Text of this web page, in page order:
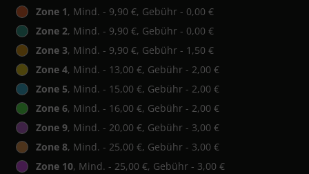
Zone 1, Mind. - 9,90 €, Gebühr - 0,00 €
Zone 2, Mind. - 9,90 €, Gebühr - 0,00 €
Zone 3, Mind. - 9,90 €, Gebühr - 1,50 €
Zone 4, Mind. - 13,00 €, Gebühr - 2,00 €
Zone 5, Mind. - 15,00 €, Gebühr - 2,00 €
Zone 6, Mind. - 16,00 €, Gebühr - 2,00 €
Zone 9, Mind. - 20,00 €, Gebühr - 3,00 €
Zone 8, Mind. - 25,00 €, Gebühr - 3,00 €
Zone 10, Mind. - 25,00 €, Gebühr - 3,00 €